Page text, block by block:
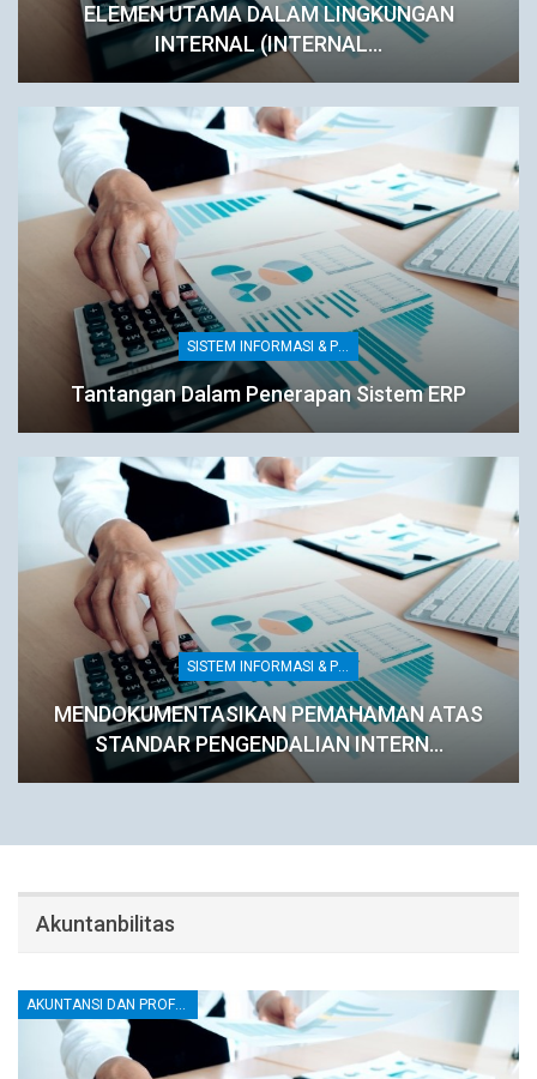
ELEMEN UTAMA DALAM LINGKUNGAN
INTERNAL (INTERNAL…
SISTEM INFORMASI & PENGENDALIAN INTERNAL
Tantangan Dalam Penerapan Sistem ERP
SISTEM INFORMASI & PENGENDALIAN INTERNAL
MENDOKUMENTASIKAN PEMAHAMAN ATAS
STANDAR PENGENDALIAN INTERN…
Akuntanbilitas
AKUNTANSI DAN PROFESI AKUNTAN